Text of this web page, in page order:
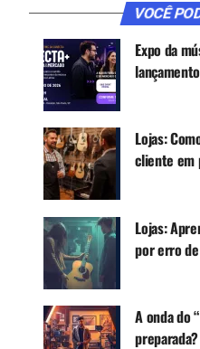
bastante evidente nos
justamente às novas
presença digital das
palavras, essa
canais de distribuição
no mercado, bem como
CONTINUE ACOMPANHANDO
Receba novas
WhatsApp e no Google
VOCÊ
Expo da
Lojas:
cliente em
Lojas:
por erro
A onda do
preparada?